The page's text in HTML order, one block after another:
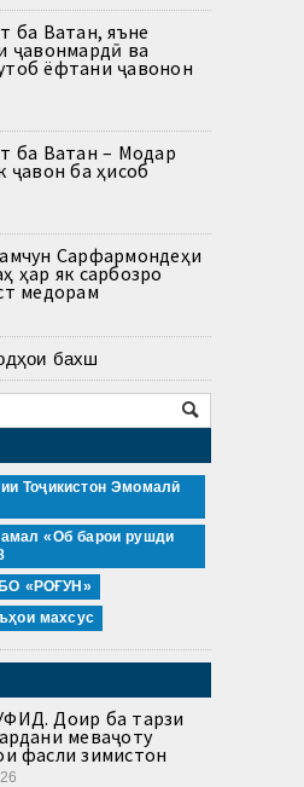
ба Ватан, яъне
ҷавонмардӣ ва
ёфтани ҷавонон
ба Ватан – Модар
ҷавон ба ҳисоб
Сарфармондеҳи
ҳар як сарбозро
медорам
бахш
Тоҷикистон Эмомалӣ
«Об барои рушди
«РОҒУН»
махсус
Доир ба тарзи
меваҷоту
фасли зимистон